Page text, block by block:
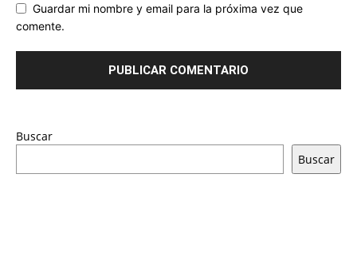
Guardar mi nombre y email para la próxima vez que
comente.
Buscar
Buscar